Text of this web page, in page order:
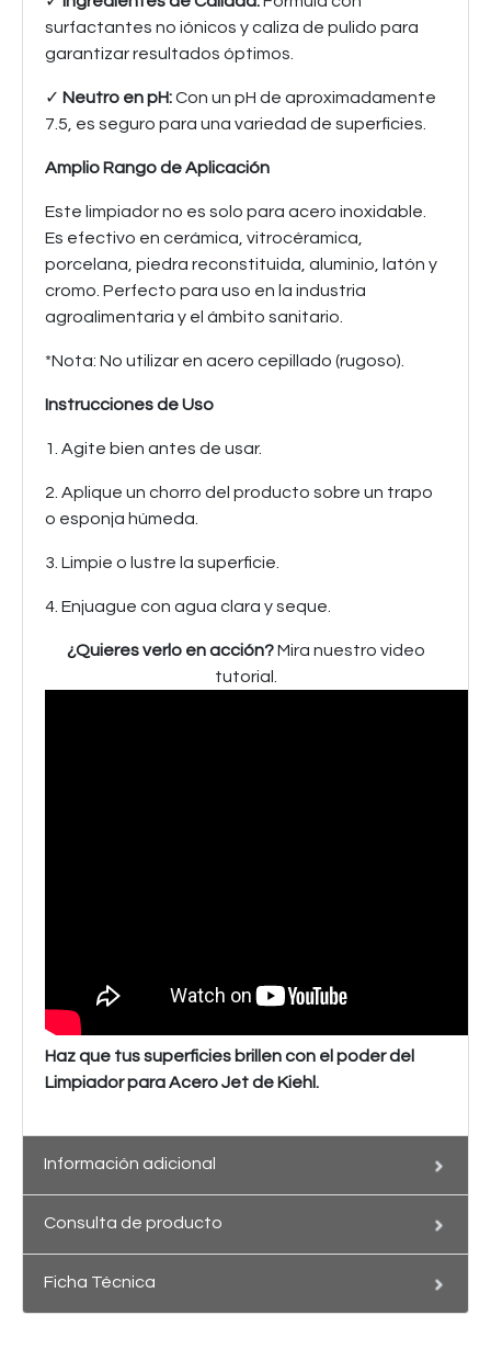
surfactantes no iónicos y caliza de pulido para
garantizar resultados óptimos.
✓ Neutro en pH:Con un pH de aproximadamente
7.5, es seguro para una variedad de superficies.
Amplio Rango de Aplicación
Este limpiador no es solo para acero inoxidable.
Es efectivo en cerámica, vitrocéramica,
porcelana, piedra reconstituida, aluminio, latón y
cromo. Perfecto para uso en la industria
agroalimentaria y el ámbito sanitario.
*Nota: No utilizar en acero cepillado (rugoso).
Instrucciones de Uso
1. Agite bien antes de usar.
2. Aplique un chorro del producto sobre un trapo
o esponja húmeda.
3. Limpie o lustre la superficie.
4. Enjuague con agua clara y seque.
¿Quieres verlo en acción?Mira nuestro video
tutorial.
Haz que tus superficies brillen con el poder del
Limpiador para Acero Jet de Kiehl.
Información adicional
Consulta de producto
Ficha Técnica